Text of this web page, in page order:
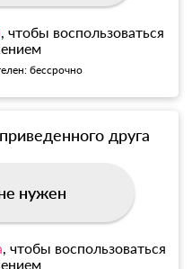
, чтобы воспользоваться
бессрочно
друга
нужен
, чтобы воспользоваться